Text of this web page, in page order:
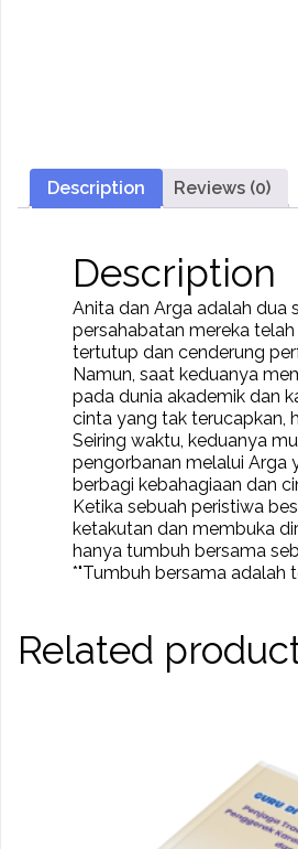
Description Reviews (0)
Description
Anita dan Arga adalah dua
persahabatan mereka
tertutup dan cenderung
Namun, saat keduanya
pada dunia akademik dan
cinta yang tak terucapkan,
Seiring waktu, keduanya
pengorbanan melalui Arga
berbagi kebahagiaan dan
Ketika sebuah peristiwa
ketakutan dan membuka
hanya tumbuh bersama
*"Tumbuh bersama adalah
Related